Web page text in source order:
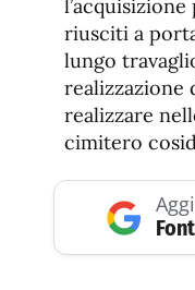
l’acquisizione
riusciti a
lungo
realizzazione
realizzare
cimitero